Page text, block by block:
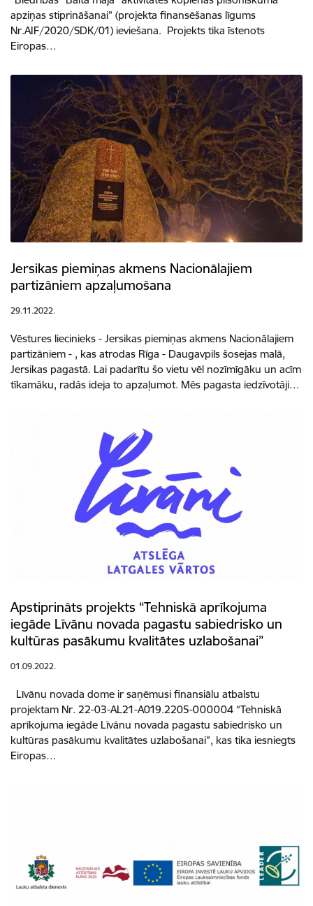
apziņas stiprināšanai” (projekta finansēšanas līgums
Nr.AIF/2020/SDK/01) ieviešana. Projekts tika īstenots
Eiropas…
Jersikas piemiņas akmens Nacionālajiem
partizāniem apzaļumošana
29.11.2022.
Vēstures liecinieks - Jersikas piemiņas akmens Nacionālajiem
partizāniem - , kas atrodas Rīga - Daugavpils šosejas malā,
Jersikas pagastā. Lai padarītu šo vietu vēl nozīmīgāku un acīm
tīkamāku, radās ideja to apzaļumot. Mēs pagasta iedzīvotāji…
Apstiprināts projekts “Tehniskā aprīkojuma
iegāde Līvānu novada pagastu sabiedrisko un
kultūras pasākumu kvalitātes uzlabošanai”
01.09.2022.
Līvānu novada dome ir saņēmusi finansiālu atbalstu
projektam Nr. 22-03-AL21-A019.2205-000004 “Tehniskā
aprīkojuma iegāde Līvānu novada pagastu sabiedrisko un
kultūras pasākumu kvalitātes uzlabošanai”, kas tika iesniegts
Eiropas…